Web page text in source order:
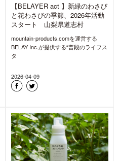
【BELAYER act 】新緑のわさび
と花わさびの季節、2026年活動
スタート 山梨県道志村
mountain-products.comを運営する
BELAY Inc.が提供する“普段のライフス
タ
2026-04-09